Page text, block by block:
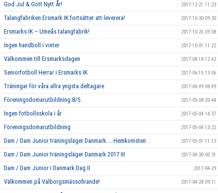
God Jul & Gott Nytt År! 2017-12-21 11:23
Talangfabriken Ersmark IK fortsätter att leverera! 2017-10-30 09:30
Ersmarks IK – Umeås talangfabrik! 2017-10-26 09:08
Ingen handboll i vinter 2017-10-01 11:22
Välkommen till Ersmarksdagen 2017-08-18 12:42
Seniorfotboll Herrar i Ersmarks IK 2017-06-15 13:06
Träningar för våra allra yngsta deltagare 2017-06-09 08:49
Föreningsdomarutbildning 8/5 2017-05-08 20:44
Ingen fotbollsskola i år 2017-05-04 14:37
Föreningsdomarutbildning 2017-05-04 13:22
Dam / Dam Junior träningsläger Danmark.... Hemkomsten 2017-05-01 11:13
Dam / Dam Junior träningsläger Danmark 2017 III 2017-04-30 00:31
Dam / Dam Junior i Danmark Dag II 2017-04-29
Välkommen på Valborgsmässofirande! 2017-04-28 09:11